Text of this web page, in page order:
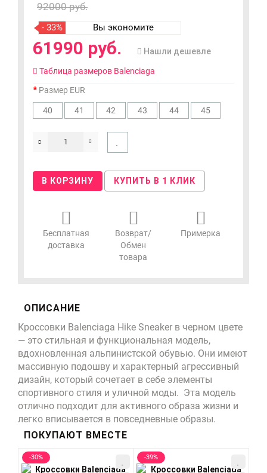
92000 руб.
- 33% Вы экономите
61990 руб. Нашли дешевле
Таблица размеров Balenciaga
Размер EUR
40 41 42 43 44 45
В КОРЗИНУ КУПИТЬ В 1 КЛИК
Бесплатная
доставка
Возврат/
Обмен
товара
Примерка
ОПИСАНИЕ
Кроссовки Balenciaga Hike Sneaker в черном цвете
— это стильная и функциональная модель,
вдохновленная альпинистской обувью. Они имеют
массивную подошву и характерный агрессивный
дизайн, который сочетает в себе элементы
спортивного стиля и уличной моды. Эта модель
отлично подходит для активного образа жизни и
легко вписывается в повседневные образы.
ПОКУПАЮТ ВМЕСТЕ
-30% -39%